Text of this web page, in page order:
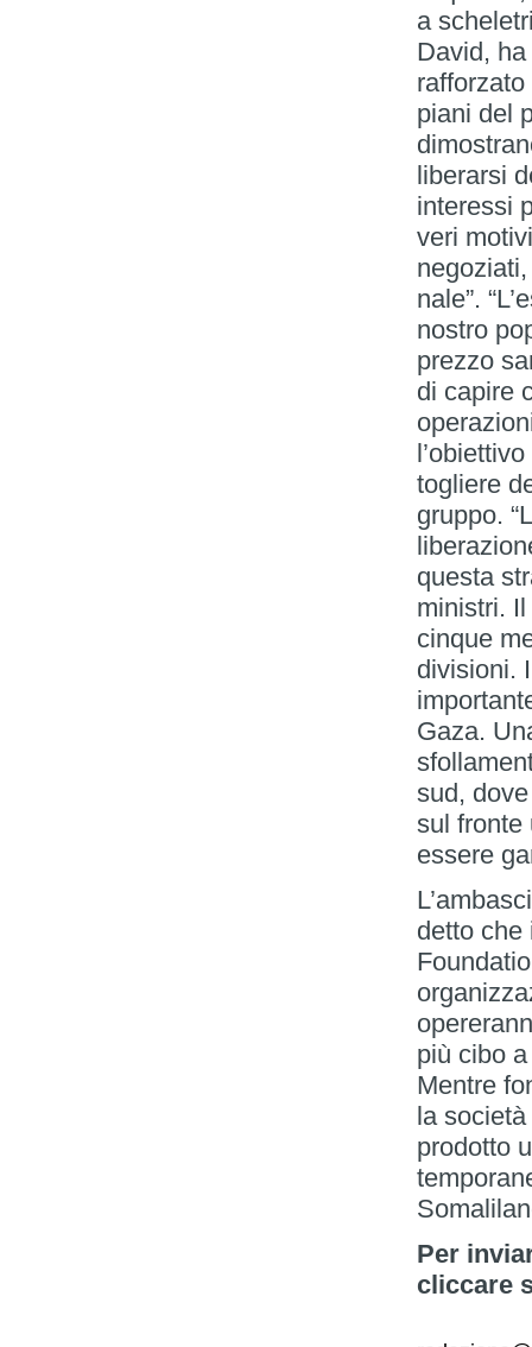
a
David,
piani del
liberarsi
interessi
veri
nale”.
nostro
prezzo
di capire
togliere
gruppo.
questa
ministri.
cinque
divisioni.
Gaza.
sud,
sul fronte
essere
detto che
più cibo
Mentre
la
prodotto
Per
cliccare